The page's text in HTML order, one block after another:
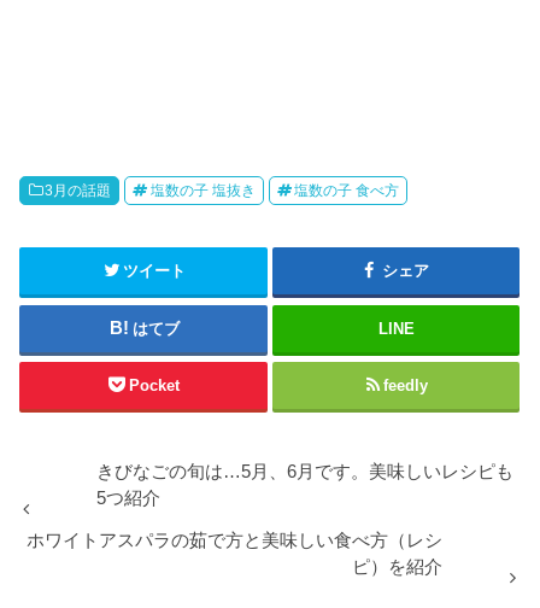
3月の話題 塩数の子 塩抜き 塩数の子 食べ方
ツイート シェア
はてブ LINE
Pocket feedly
きびなごの旬は…5月、6月です。美味しいレシピも
5つ紹介
ホワイトアスパラの茹で方と美味しい食べ方（レシ
ピ）を紹介